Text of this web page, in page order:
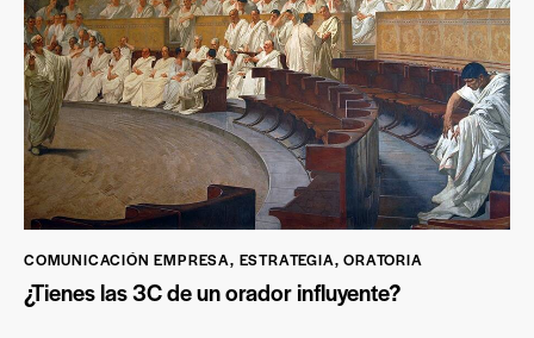
COMUNICACIÓN EMPRESA, ESTRATEGIA,ORATORIA
¿Tienes las 3C de un orador influyente?